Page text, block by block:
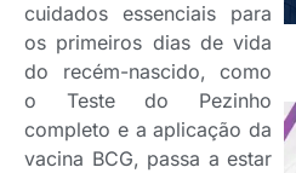
cuidados essenciais para
os primeiros dias de vida
do recém-nascido, como
o Teste do Pezinho
completo e a aplicação da
vacina BCG, passa a estar